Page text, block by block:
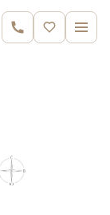
6 740 000 руб.